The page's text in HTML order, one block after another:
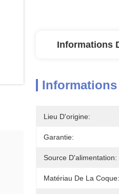
Informations
Lieu D'origine:
Garantie:
Source D'alimentation:
Matériau De La Coque: